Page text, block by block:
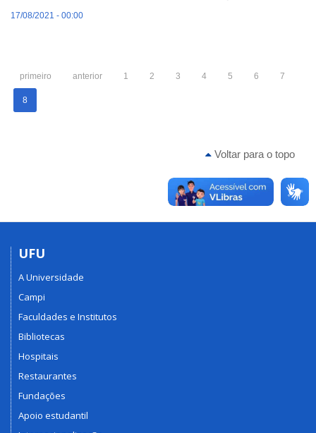
17/08/2021 - 00:00
primeiro anterior 1 2 3 4 5 6 7
8
Voltar para o topo
UFU
A Universidade
Campi
Faculdades e Institutos
Bibliotecas
Hospitais
Restaurantes
Fundações
Apoio estudantil